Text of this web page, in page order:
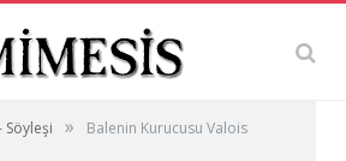
Söyleşi »
Balenin Kurucusu Valois